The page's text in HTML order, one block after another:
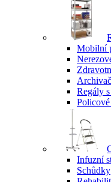
Mobilní
Regály
Infuzní
Schůdky